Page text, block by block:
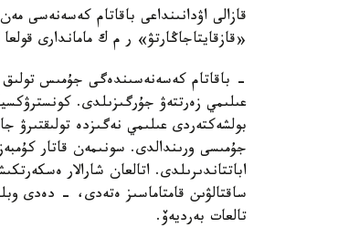
قازالى اۋدانىنداعى باقاتام كەسەنەسى
«قازقايتاجاڭارتۋ» ر م ك ماماندارى
- باقاتام كەسەنەسىندەگى جۇمىس تولىق
عىلىمي زەرتتەۋ جۇرگىزىلدى.
بولشەكتەردى عىلىمي نەگىزدە تولىقتىرۋ
جۇمىسى ورىندالدى. سونىمەن قاتار
اباتتاندىرىلدى. اتالعان شارالار
ساقتالۋىن قامتاماسىز ەتەدى، - دەدى
تالعات بەرديەۆ.